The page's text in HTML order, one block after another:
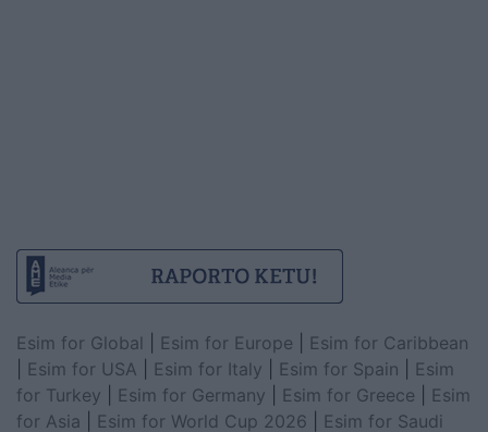
Esim for Global Esim for Europe
Esim for Caribbean
Esim for USA Esim for Italy Esim for Spain
Esim
for Turkey
Esim for Germany Esim for Greece
Esim
for Asia
Esim for World Cup 2026
Esim for Saudi